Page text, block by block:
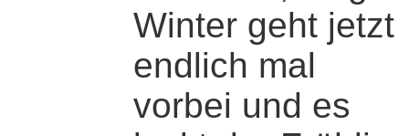
Winter geht jetzt
endlich mal
vorbei und es